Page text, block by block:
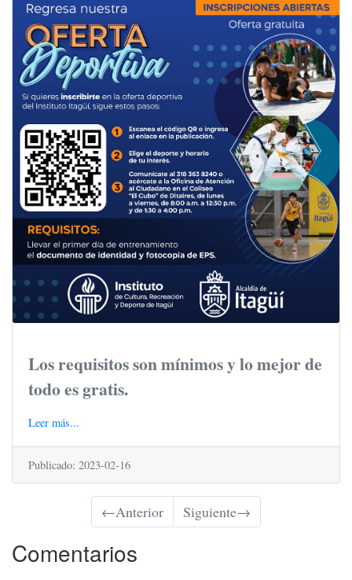
Los requisitos son mínimos y lo mejor de
todo es gratis.
Leer más...
Publicado: 2023-02-16
←Anterior Siguiente→
Comentarios